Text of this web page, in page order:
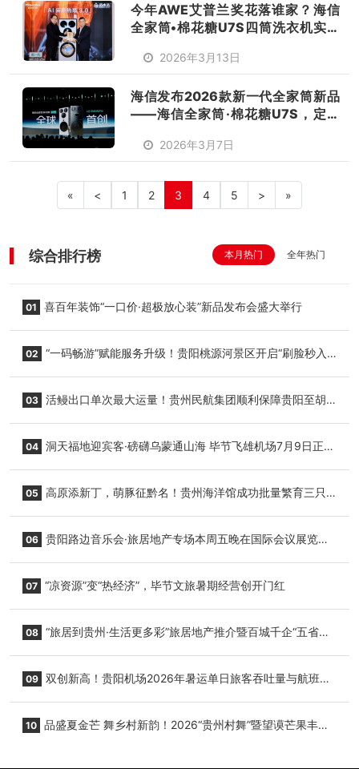
今年AWE艾普兰奖花落谁家？海信
全家筒•棉花糖U7S四筒洗衣机实力
2026年3月13日
海信发布2026款新一代全家筒新品
——海信全家筒·棉花糖U7S，定义
2026年3月7日
« < 1 2 3 4 5 > »
综合排行榜 本月热门 全年热门
01 喜百年装饰“一口价·超极放心装”新品发布会盛大举行
02 “一码畅游”赋能服务升级！贵阳桃源河景区开启“刷脸秒入
03 活鳗出口单次最大运量！贵州民航集团顺利保障贵阳至胡
04 洞天福地迎宾客·磅礴乌蒙通山海 毕节飞雄机场7月9日正式
05 高原添新丁，萌豚征黔名！贵州海洋馆成功批量繁育三只
06 贵阳路边音乐会·旅居地产专场本周五晚在国际会议展览中
07 “凉资源”变“热经济”，毕节文旅暑期经营创开门红
08 “旅居到贵州·生活更多彩”旅居地产推介暨百城千企“五省
09 双创新高！贵阳机场2026年暑运单日旅客吞吐量与航班起
10 品盛夏金芒 舞乡村新韵！2026“贵州村舞”暨望谟芒果丰收